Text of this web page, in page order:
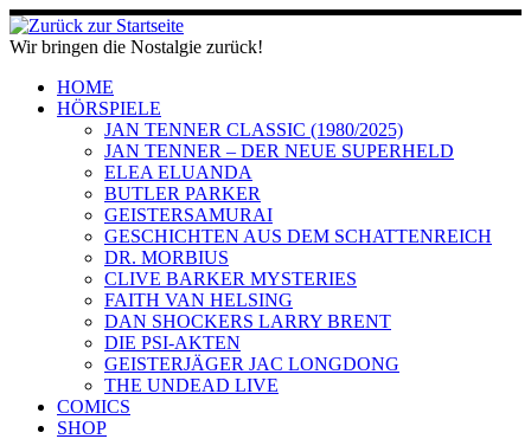
Zum
Inhalt
springen
Wir bringen die Nostalgie zurück!
HOME
HÖRSPIELE
JAN TENNER CLASSIC (1980/2025)
JAN TENNER – DER NEUE SUPERHELD
ELEA ELUANDA
BUTLER PARKER
GEISTERSAMURAI
GESCHICHTEN AUS DEM SCHATTENREICH
DR. MORBIUS
CLIVE BARKER MYSTERIES
FAITH VAN HELSING
DAN SHOCKERS LARRY BRENT
DIE PSI-AKTEN
GEISTERJÄGER JAC LONGDONG
THE UNDEAD LIVE
COMICS
SHOP